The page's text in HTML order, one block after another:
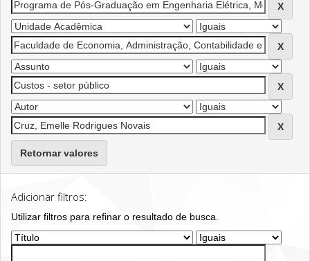
Retornar valores
Adicionar filtros:
Utilizar filtros para refinar o resultado de busca.